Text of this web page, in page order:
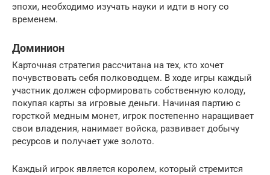
эпохи, необходимо изучать науки и идти в ногу со
временем.
Доминион
Карточная стратегия рассчитана на тех, кто хочет
почувствовать себя полководцем. В ходе игры каждый
участник должен сформировать собственную колоду,
покупая карты за игровые деньги. Начиная партию с
горсткой медным монет, игрок постепенно наращивает
свои владения, нанимает войска, развивает добычу
ресурсов и получает уже золото.
Каждый игрок является королем, который стремится